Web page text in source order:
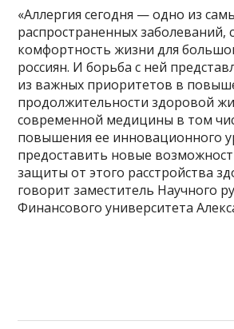
«Аллергия сегодня — одно из
распространенных
комфортность жизни для
россиян. И борьба с ней
из важных приоритетов в
продолжительности здоровой
современной медицины в том
повышения ее инновационного
предоставить новые
защиты от этого расстройства
говорит заместитель Научного
Финансового университета